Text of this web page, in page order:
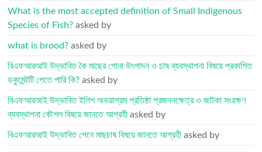
What is the most accepted definition of Small Indigenous
Species of Fish? asked by
what is brood? asked by
বিএফআরআই উদ্ভাবিত কৈ মাছের পোনা উৎপাদন ও চাষ ব্যবস্থাপনা বিষয়ে প্রকাশিত
ডকুমেন্টটি পেতে পারি কি? asked by
বিএফআরআই উদ্ভাবিত ইলিশ অভয়াশ্রম প্রতিষ্ঠা প্রজননক্ষেত্র ও জাটকা সংরক্ষণ
ব্যবস্থাপনা কৌশল বিষয়ে জানতে আগ্রহী asked by
বিএফআরআই উদ্ভাবিত পেনে মাছচাষ বিষয়ে জানতে আগ্রহী asked by